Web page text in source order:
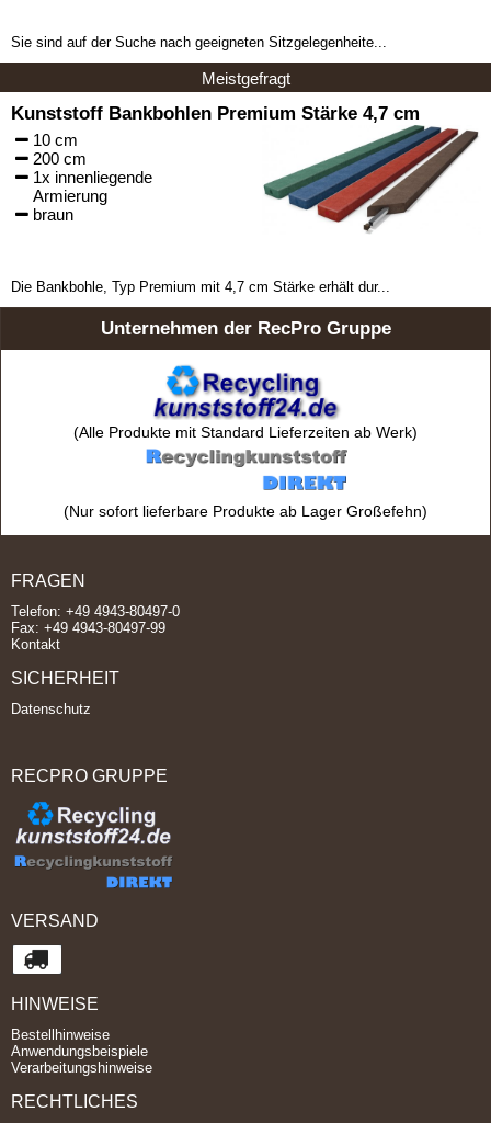
Sie sind auf der Suche nach geeigneten Sitzgelegenheite...
Meistgefragt
Kunststoff Bankbohlen Premium Stärke 4,7 cm
10 cm
200 cm
1x innenliegende
Armierung
braun
Die Bankbohle, Typ Premium mit 4,7 cm Stärke erhält dur...
Unternehmen der RecPro Gruppe
(Alle Produkte mit Standard Lieferzeiten ab Werk)
(Nur sofort lieferbare Produkte ab Lager Großefehn)
FRAGEN
Telefon: +49 4943-80497-0
Fax: +49 4943-80497-99
Kontakt
SICHERHEIT
Datenschutz
RECPRO GRUPPE
VERSAND
HINWEISE
Bestellhinweise
Anwendungsbeispiele
Verarbeitungshinweise
RECHTLICHES